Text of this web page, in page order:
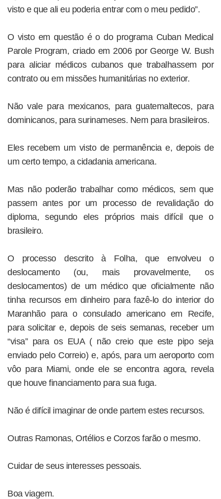
visto e que ali eu poderia entrar com o meu pedido”.
O visto em questão é o do programa Cuban Medical
Parole Program, criado em 2006 por George W. Bush
para aliciar médicos cubanos que trabalhassem por
contrato ou em missões humanitárias no exterior.
Não vale para mexicanos, para guatemaltecos, para
dominicanos, para surinameses. Nem para brasileiros.
Eles recebem um visto de permanência e, depois de
um certo tempo, a cidadania americana.
Mas não poderão trabalhar como médicos, sem que
passem antes por um processo de revalidação do
diploma, segundo eles próprios mais difícil que o
brasileiro.
O processo descrito à Folha, que envolveu o
deslocamento (ou, mais provavelmente, os
deslocamentos) de um médico que oficialmente não
tinha recursos em dinheiro para fazê-lo do interior do
Maranhão para o consulado americano em Recife,
para solicitar e, depois de seis semanas, receber um
“visa” para os EUA ( não creio que este pipo seja
enviado pelo Correio) e, após, para um aeroporto com
vôo para Miami, onde ele se encontra agora, revela
que houve financiamento para sua fuga.
Não é difícil imaginar de onde partem estes recursos.
Outras Ramonas, Ortélios e Corzos farão o mesmo.
Cuidar de seus interesses pessoais.
Boa viagem.